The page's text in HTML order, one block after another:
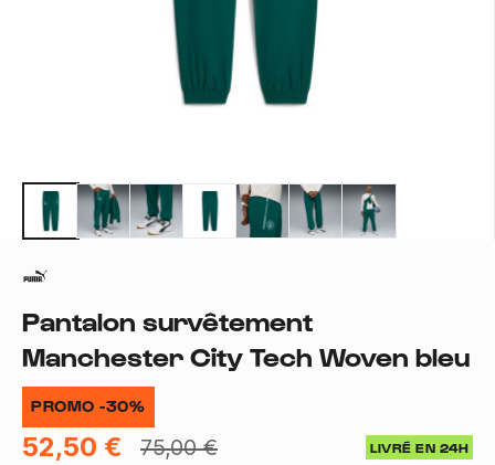
Pantalon survêtement
Manchester City Tech Woven bleu
PROMO -30%
52,50 € 75,00 € LIVRÉ EN 24H